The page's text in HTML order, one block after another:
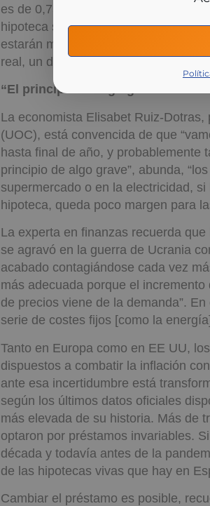
es de 0,75 puntos, por ejemplo, las
hipoteca se acercarán al 36%. Si,
estarán más bien en el entorno del
real, un diferencial mayor siempre
“El principio de algo grave”
La economista Elisabet Ruiz-
(UOC), está convencida de que
hasta final de año, y probablemente
principio de algo grave”, abunda,
supermercado o en la electricidad,
hipoteca, queda poco margen para
La experta en finanzas recuerda
se agravó en la guerra de Ucrania
acabado contagiándose cada vez
más adecuada porque el
de precios viene de la demanda”.
serie de costes fijos [como la
Tanto en Europa como en EE UU,
dispuestos a combatir la inflación
ante esa incertidumbre está
según los últimos datos oficiales
más elevada de su historia. Más de
optaron por préstamos invariables.
década y todavía antes de la
de las hipotecas vivas que hay en
Cambiar el préstamo es posible,